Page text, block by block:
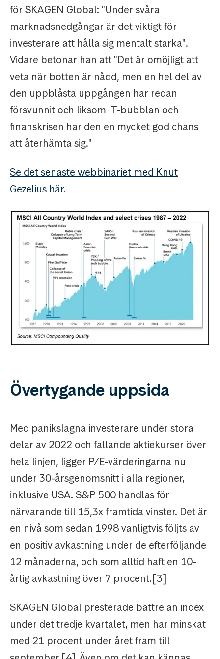
för SKAGEN Global: "Under svåra
marknadsnedgångar är det viktigt för
investerare att hålla sig mentalt starka".
Vidare betonar han att "Det är omöjligt att
veta när botten är nådd, men en hel del av
den uppblåsta uppgången har redan
försvunnit och liksom IT-bubblan och
finanskrisen har den en mycket god chans
att återhämta sig."
Se det senaste webbinariet med Knut
Gezelius här.
Övertygande uppsida
Med panikslagna investerare under stora
delar av 2022 och fallande aktiekurser över
hela linjen, ligger P/E-värderingarna nu
under 30-årsgenomsnitt i alla regioner,
inklusive USA. S&P 500 handlas för
närvarande till 15,3x framtida vinster. Det är
en nivå som sedan 1998 vanligtvis följts av
en positiv avkastning under de efterföljande
12 månaderna, och som alltid haft en 10-
årlig avkastning över 7 procent.[3]
SKAGEN Global presterade bättre än index
under det tredje kvartalet, men har minskat
med 21 procent under året fram till